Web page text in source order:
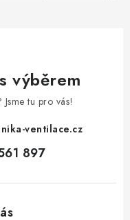
výběrem
tu pro vás!
ventilace.cz
897